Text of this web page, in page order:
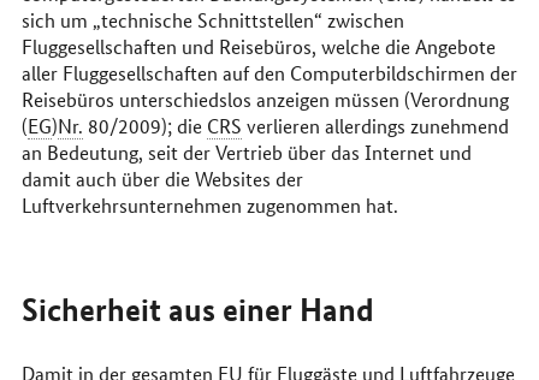
sich um „technische Schnittstellen“ zwischen
Fluggesellschaften und Reisebüros, welche die Angebote
aller Fluggesellschaften auf den Computerbildschirmen der
Reisebüros unterschiedslos anzeigen müssen (Verordnung
(EG)Nr. 80/2009); die CRS verlieren allerdings zunehmend
an Bedeutung, seit der Vertrieb über das Internet und
damit auch über die Websites der
Luftverkehrsunternehmen zugenommen hat.
Sicherheit aus einer Hand
Damit in der gesamten EU für Fluggäste und Luftfahrzeuge